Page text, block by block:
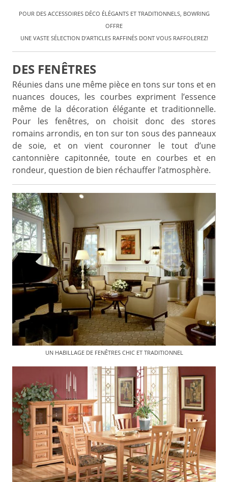
POUR DES ACCESSOIRES DÉCO ÉLÉGANTS ET TRADITIONNELS, BOWRING
OFFRE
UNE VASTE SÉLECTION D’ARTICLES RAFFINÉS DONT VOUS RAFFOLEREZ!
DES FENÊTRES
Réunies dans une même pièce en tons sur tons et en
nuances douces, les courbes expriment l’essence
même de la décoration élégante et traditionnelle.
Pour les fenêtres, on choisit donc des stores
romains arrondis, en ton sur ton sous des panneaux
de soie, et on vient couronner le tout d’une
cantonnière capitonnée, toute en courbes et en
rondeur, question de bien réchauffer l’atmosphère.
UN HABILLAGE DE FENÊTRES CHIC ET TRADITIONNEL